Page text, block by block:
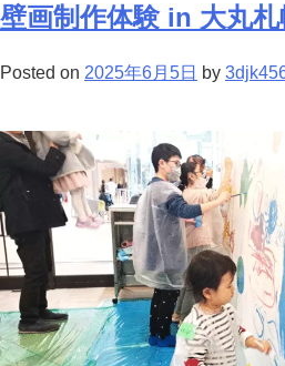
壁画制作体験 in 大丸札
Posted on 2025年6月5日 by